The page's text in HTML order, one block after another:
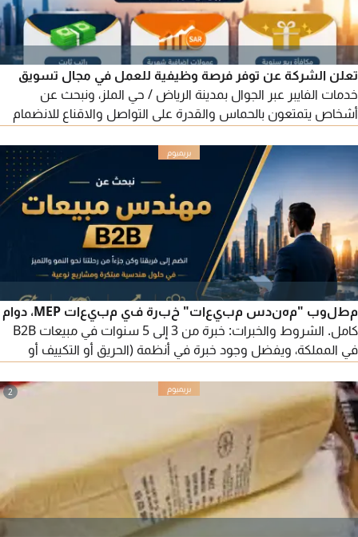
تعلن الشركة عن توفر فرصة وظيفية للعمل في مجال تسويق
خدمات الفايبر عبر الجوال بمدينة الرياض / حي الملز، ونبحث عن
أشخاص يتمتعون بالحماس والقدرة على التواصل والاقناع للانضمام
الى فريق العمل. الشروط يفضل أن يتراوح العمر بين 18 و25 عاما،
والقدرة على التحدث والتواصل بالباقة، ويفضل اجادة اللهجة
السعودية، مع الالتزام والانضباط في أوقات العمل، وتعد الخبرة في
مجال التسويق أو خدمة العملاء ميزة اضافية. المزايا
مطلوب "مهندس مبيعات" خبرة في مبيعات MEP، دوام
كامل. الشروط والخبرات: خبرة من 3 إلى 5 سنوات في مبيعات B2B
في المملكة، ويفضل وجود خبرة في أنظمة (الحريق أو التكييف أو
أنظمة المياه). امتلاك علاقات قوية ونشطة مع شركات المقاولات.
شرط التخصص في الهندسة (ميكانيكا / كهرباء). الراتب من 6500 إلى
8000 ريال + عمولات. يرجى ذكر اسم الوظيفة في الرسالة. العمل في
مدينة الرياض.
2